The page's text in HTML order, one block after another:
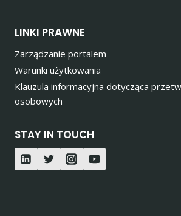
LINKI PRAWNE
Zarządzanie portalem
Warunki użytkowania
Klauzula informacyjna dotycząca
osobowych
STAY IN TOUCH